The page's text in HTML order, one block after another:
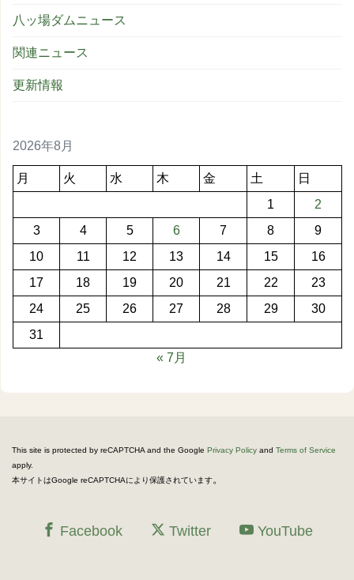
八ッ場ダムニュース
関連ニュース
更新情報
2026年8月
月 火 水 木 金 土
日
1
2
3
4 5 6 7 8
9
10
11 12 13 14 15
16
17
18 19 20 21 22
23
24
25 26 27 28 29
30
31
« 7月
This site is protected by reCAPTCHA and the Google Privacy Policy and Terms of Service
apply.
本サイトはGoogle reCAPTCHAにより保護されています。
Facebook Twitter YouTube